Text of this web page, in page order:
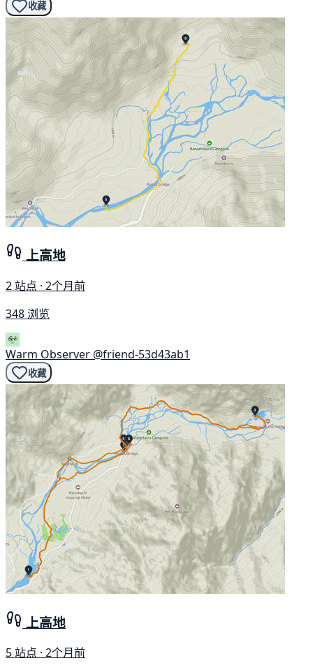
收藏
上高地
2 站点 · 2个月前
348 浏览
Warm Observer @friend-53d43ab1
收藏
上高地
5 站点 · 2个月前